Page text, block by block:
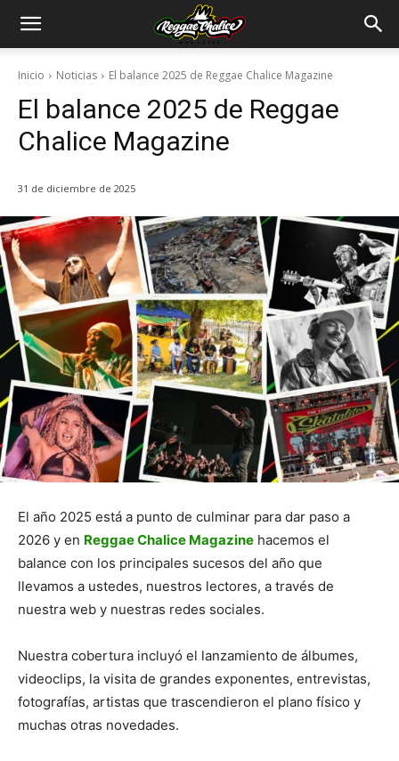
Inicio Noticias El balance 2025 de Reggae Chalice Magazine
El balance 2025 de Reggae
Chalice Magazine
31 de diciembre de 2025
El año 2025 está a punto de culminar para dar paso a
2026 y en Reggae Chalice Magazine hacemos el
balance con los principales sucesos del año que
llevamos a ustedes, nuestros lectores, a través de
nuestra web y nuestras redes sociales.
Nuestra cobertura incluyó el lanzamiento de álbumes,
videoclips, la visita de grandes exponentes, entrevistas,
fotografías, artistas que trascendieron el plano físico y
muchas otras novedades.